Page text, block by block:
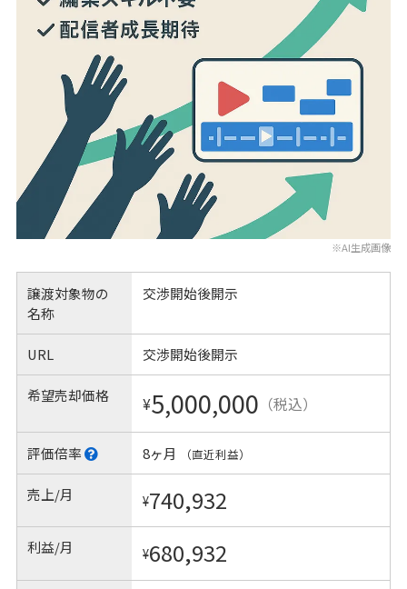
※AI生成画像
譲渡対象物の
名称
交渉開始後開示
URL 交渉開始後開示
希望売却価格 ¥5,000,000 （税込）
評価倍率 8ヶ月 （直近利益）
売上/月 ¥740,932
利益/月 ¥680,932